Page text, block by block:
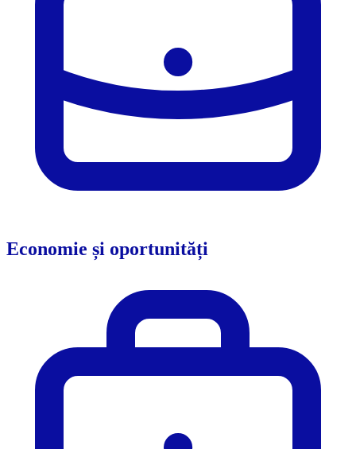
Economie și oportunități